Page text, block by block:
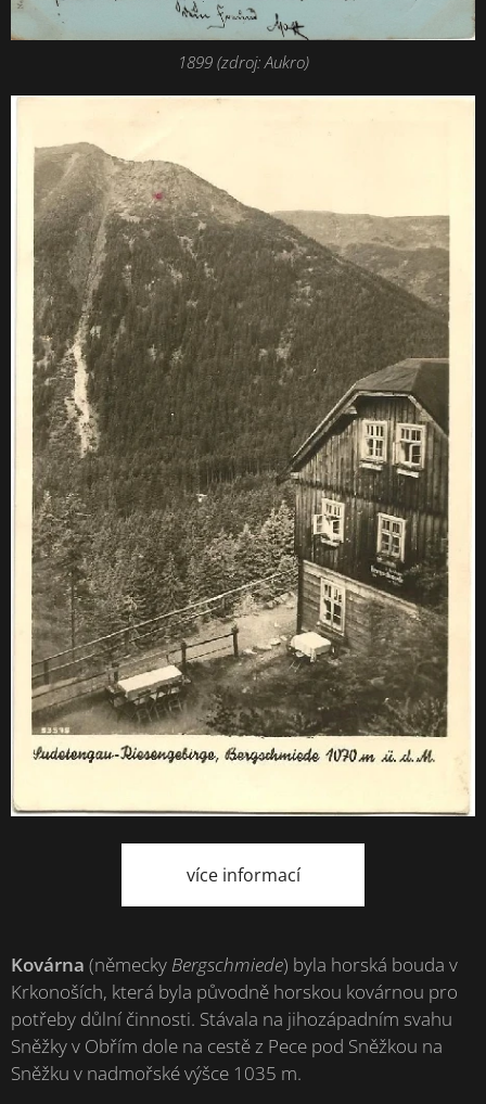
1899 (zdroj: Aukro)
více informací
Kovárna (německy Bergschmiede) byla horská bouda v
Krkonoších, která byla původně horskou kovárnou pro
potřeby důlní činnosti. Stávala na jihozápadním svahu
Sněžky v Obřím dole na cestě z Pece pod Sněžkou na
Sněžku v nadmořské výšce 1035 m.